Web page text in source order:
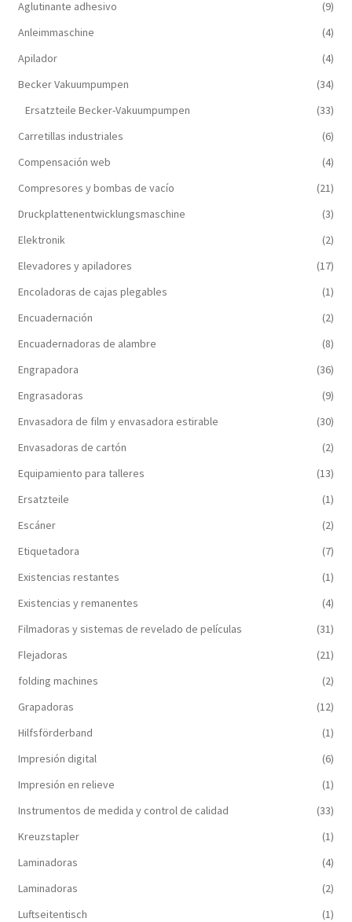
Aglutinante adhesivo
(9)
Anleimmaschine
(4)
Apilador
(4)
Becker Vakuumpumpen
(34)
Ersatzteile Becker-Vakuumpumpen
(33)
Carretillas industriales
(6)
Compensación web
(4)
Compresores y bombas de vacío
(21)
Druckplattenentwicklungsmaschine
(3)
Elektronik
(2)
Elevadores y apiladores
(17)
Encoladoras de cajas plegables
(1)
Encuadernación
(2)
Encuadernadoras de alambre
(8)
Engrapadora
(36)
Engrasadoras
(9)
Envasadora de film y envasadora estirable
(30)
Envasadoras de cartón
(2)
Equipamiento para talleres
(13)
Ersatzteile
(1)
Escáner
(2)
Etiquetadora
(7)
Existencias restantes
(1)
Existencias y remanentes
(4)
Filmadoras y sistemas de revelado de películas
(31)
Flejadoras
(21)
folding machines
(2)
Grapadoras
(12)
Hilfsförderband
(1)
Impresión digital
(6)
Impresión en relieve
(1)
Instrumentos de medida y control de calidad
(33)
Kreuzstapler
(1)
Laminadoras
(4)
Laminadoras
(2)
Luftseitentisch
(1)